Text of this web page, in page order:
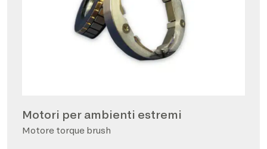
Motori per ambienti estremi
Motore torque brush